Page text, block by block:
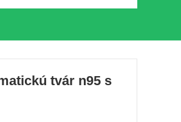
tvár n95 s